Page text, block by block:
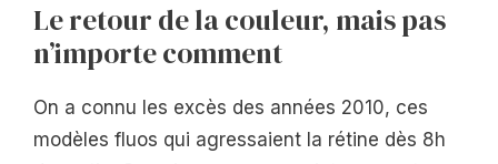
Le retour de la couleur, mais pas
n’importe comment
On a connu les excès des années 2010, ces
modèles fluos qui agressaient la rétine dès 8h